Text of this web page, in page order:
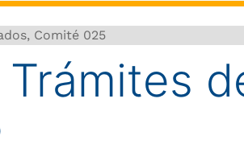
Comité 025